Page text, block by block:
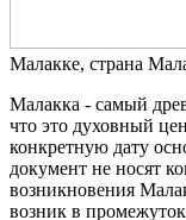
Малакке, страна
Малакка - самый
что это духовный
конкретную дату
документ не носят
возникновения
возник в